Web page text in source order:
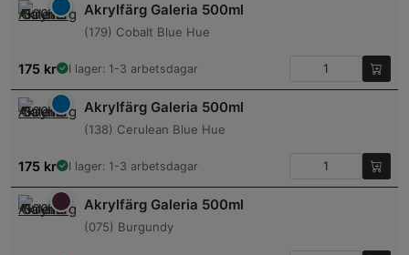
Akrylfärg Galeria 500ml
(179) Cobalt Blue Hue
175 kr I lager: 1-3 arbetsdagar
Akrylfärg Galeria 500ml
(138) Cerulean Blue Hue
175 kr I lager: 1-3 arbetsdagar
Akrylfärg Galeria 500ml
(075) Burgundy